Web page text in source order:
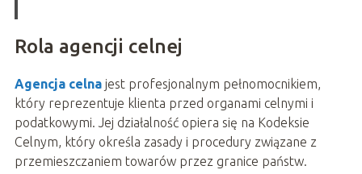
Rola agencji celnej
Agencja celnajest profesjonalnym pełnomocnikiem,
który reprezentuje klienta przed organami celnymi i
podatkowymi. Jej działalność opiera się na Kodeksie
Celnym, który określa zasady i procedury związane z
przemieszczaniem towarów przez granice państw.